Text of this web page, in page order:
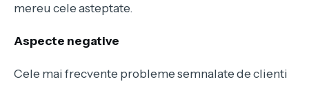
mereu cele asteptate.
Aspecte negative
Cele mai frecvente probleme semnalate de clienti